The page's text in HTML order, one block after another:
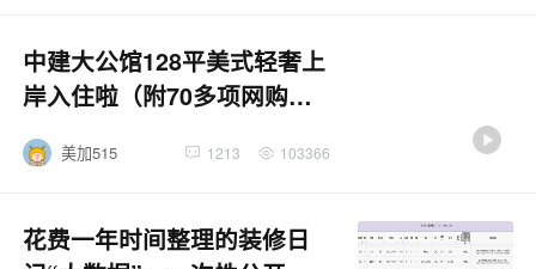
中建大公馆128平美式轻奢上
岸入住啦（附70多项网购好
美加515 1213 103366
花费一年时间整理的装修日